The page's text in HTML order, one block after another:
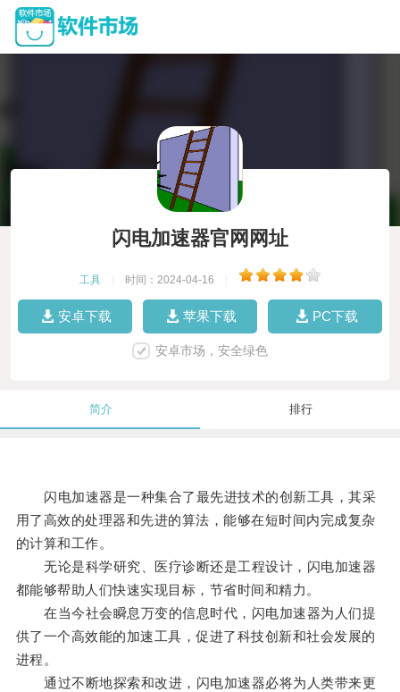
闪电加速器官网网址
工具 时间：2024-04-16
安卓下载 苹果下载 PC下载
安卓市场，安全绿色
简介 排行
闪电加速器是一种集合了最先进技术的创新工具，其采
用了高效的处理器和先进的算法，能够在短时间内完成复杂
的计算和工作。
无论是科学研究、医疗诊断还是工程设计，闪电加速器
都能够帮助人们快速实现目标，节省时间和精力。
在当今社会瞬息万变的信息时代，闪电加速器为人们提
供了一个高效能的加速工具，促进了科技创新和社会发展的
进程。
通过不断地探索和改进，闪电加速器必将为人类带来更